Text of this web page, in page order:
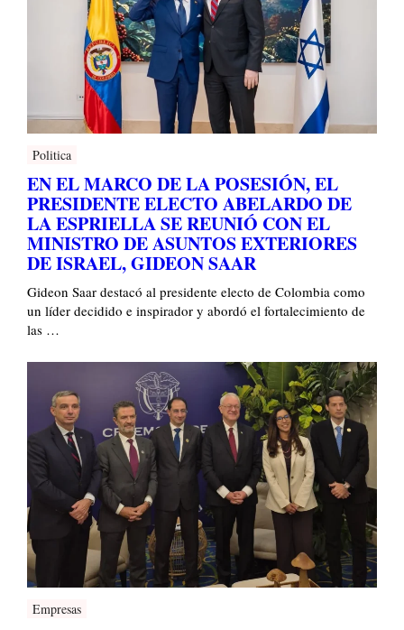
Politica
EN EL MARCO DE LA POSESIÓN, EL
PRESIDENTE ELECTO ABELARDO DE
LA ESPRIELLA SE REUNIÓ CON EL
MINISTRO DE ASUNTOS EXTERIORES
DE ISRAEL, GIDEON SAAR
Gideon Saar destacó al presidente electo de Colombia como
un líder decidido e inspirador y abordó el fortalecimiento de
las …
Empresas